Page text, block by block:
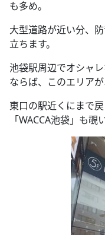
も多め。
大型道路が近い分、
立ちます。
池袋駅周辺でオシャ
ならば、このエリア
東口の駅近くにまで
「WACCA池袋」も覗